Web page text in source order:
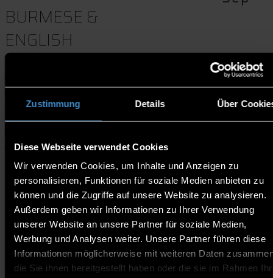
Zustimmung Details Über
Diese Webseite verwendet Cookies
Wir verwenden Cookies, um Inhalte und Anzeigen zu
personalisieren, Funktionen für soziale Medien anbieten zu
können und die Zugriffe auf unsere Website zu analysieren.
Außerdem geben wir Informationen zu Ihrer Verwendung
unserer Website an unsere Partner für soziale Medien,
Werbung und Analysen weiter. Unsere Partner führen diese
Informationen möglicherweise mit weiteren Daten
die Sie ihnen bereitgestellt haben oder die sie im Rahmen
BURMESE &
ENGLISH
Website
Tuesdays at 9am CET in Burmese & English.
Prospective international students will have the
possibility to ask individual questions regarding the
application process, required documents etc. Don’t miss
out on this opportunity to join a session!
Kontakt: